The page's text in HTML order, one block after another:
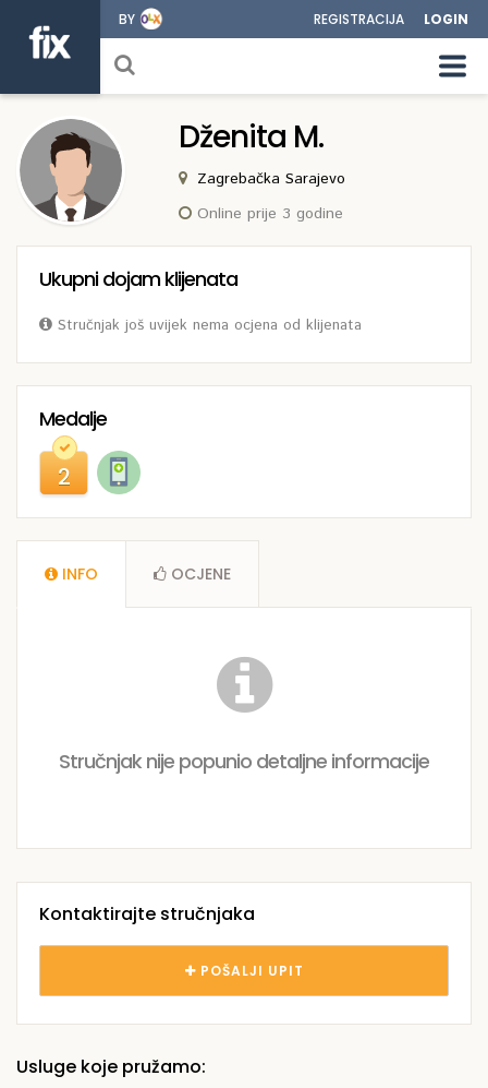
BY REGISTRACIJA LOGIN
Dženita M.
Zagrebačka Sarajevo
Online prije 3 godine
Ukupni dojam klijenata
Stručnjak još uvijek nema ocjena od klijenata
Medalje
2
INFO OCJENE
Stručnjak nije popunio detaljne informacije
Kontaktirajte stručnjaka
POŠALJI UPIT
Usluge koje pružamo: